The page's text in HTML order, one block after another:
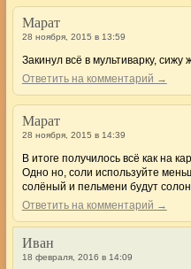
Марат
28 ноября, 2015 в 13:59
Закинул всё в мультиварку,
Ответить на комментарий →
Марат
28 ноября, 2015 в 14:39
В итоге получилось всё как на
Одно но, соли используйте
солёный и пельмени будут
Ответить на комментарий →
Иван
18 февраля, 2016 в 14:09